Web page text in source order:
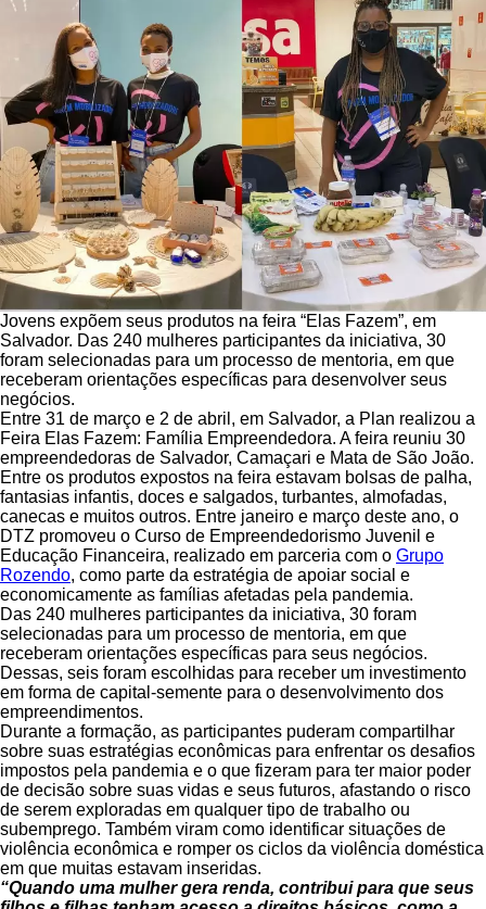
Jovens expõem seus produtos na feira “Elas Fazem”, em
Salvador. Das 240 mulheres participantes da iniciativa, 30
foram selecionadas para um processo de mentoria, em que
receberam orientações específicas para desenvolver seus
negócios.
Entre 31 de março e 2 de abril, em Salvador, a Plan realizou a
Feira Elas Fazem: Família Empreendedora. A feira reuniu 30
empreendedoras de Salvador, Camaçari e Mata de São João.
Entre os produtos expostos na feira estavam bolsas de palha,
fantasias infantis, doces e salgados, turbantes, almofadas,
canecas e muitos outros. Entre janeiro e março deste ano, o
DTZ promoveu o Curso de Empreendedorismo Juvenil e
Educação Financeira, realizado em parceria com o Grupo
Rozendo, como parte da estratégia de apoiar social e
economicamente as famílias afetadas pela pandemia.
Das 240 mulheres participantes da iniciativa, 30 foram
selecionadas para um processo de mentoria, em que
receberam orientações específicas para seus negócios.
Dessas, seis foram escolhidas para receber um investimento
em forma de capital-semente para o desenvolvimento dos
empreendimentos.
Durante a formação, as participantes puderam compartilhar
sobre suas estratégias econômicas para enfrentar os desafios
impostos pela pandemia e o que fizeram para ter maior poder
de decisão sobre suas vidas e seus futuros, afastando o risco
de serem exploradas em qualquer tipo de trabalho ou
subemprego. Também viram como identificar situações de
violência econômica e romper os ciclos da violência doméstica
em que muitas estavam inseridas.
“Quando uma mulher gera renda, contribui para que seus